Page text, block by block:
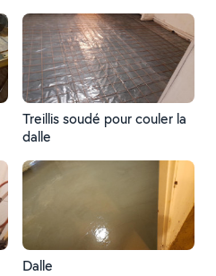
Treillis soudé pour couler la
dalle
Dalle